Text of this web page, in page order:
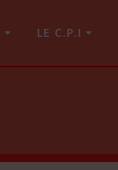
LE C.P.I